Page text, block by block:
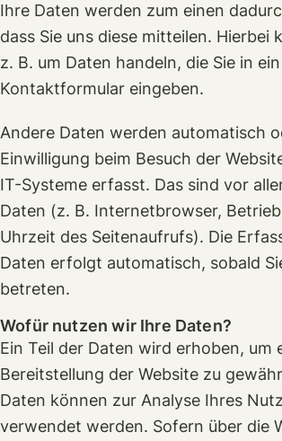
Ihre Daten werden zum einen
dass Sie uns diese mitteilen. Hierbei
z. B. um Daten handeln, die Sie in ein
Kontaktformular eingeben.
Andere Daten werden automatisch
Einwilligung beim Besuch der
IT-Systeme erfasst. Das sind vor
Daten (z. B. Internetbrowser,
Uhrzeit des Seitenaufrufs). Die
Daten erfolgt automatisch, sobald
betreten.
Wofür nutzen wir Ihre Daten?
Ein Teil der Daten wird erhoben, um
Bereitstellung der Website zu
Daten können zur Analyse Ihres
verwendet werden. Sofern über die